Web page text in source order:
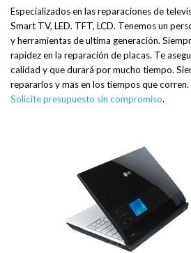
Especializados en las reparaciones de
Smart TV, LED. TFT, LCD. Tenemos un
y herramientas de ultima generación.
rapidez en la reparación de placas. Te
calidad y que durará por mucho tiempo.
repararlos y mas en los tiempos que corren.
Solicite presupuesto sin compromiso.